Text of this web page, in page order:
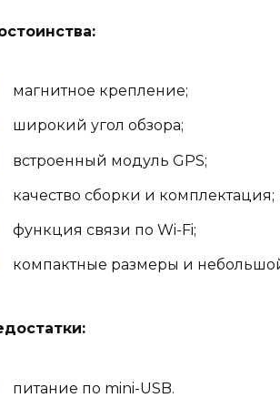
магнитное крепление;
широкий угол обзора;
встроенный модуль GPS;
качество сборки и комплектация;
функция связи по Wi-Fi;
компактные размеры и
питание по mini-USB.